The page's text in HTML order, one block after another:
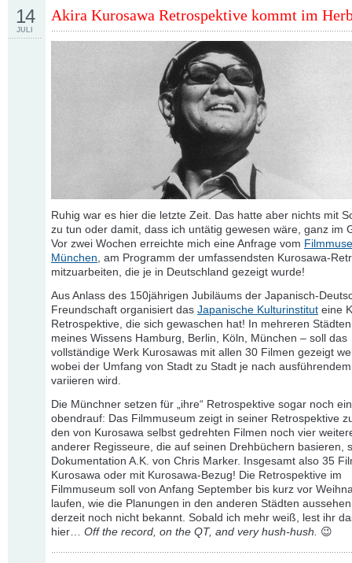
Akira Kurosawa Retrospektive kommt im
14
JULI
Ruhig war es hier die letzte Zeit. Das hatte aber nichts mit
zu tun oder damit, dass ich untätig gewesen wäre, ganz im
Vor zwei Wochen erreichte mich eine Anfrage vom
München, am Programm der umfassendsten Kurosawa-
mitzuarbeiten, die je in Deutschland gezeigt wurde!
Aus Anlass des 150jährigen Jubiläums der Japanisch-
Freundschaft organisiert das Japanische Kulturinstitut eine
Retrospektive, die sich gewaschen hat! In mehreren
meines Wissens Hamburg, Berlin, Köln, München – soll das
vollständige Werk Kurosawas mit allen 30 Filmen gezeigt
wobei der Umfang von Stadt zu Stadt je nach
variieren wird.
Die Münchner setzen für „ihre“ Retrospektive sogar noch
obendrauf: Das Filmmuseum zeigt in seiner Retrospektive
den von Kurosawa selbst gedrehten Filmen noch vier
anderer Regisseure, die auf seinen Drehbüchern basieren,
Dokumentation A.K. von Chris Marker. Insgesamt also 35
Kurosawa oder mit Kurosawa-Bezug! Die Retrospektive im
Filmmuseum soll von Anfang September bis kurz vor
laufen, wie die Planungen in den anderen Städten
derzeit noch nicht bekannt. Sobald ich mehr weiß, lest ihr
hier… Off the record, on the QT, and very hush-hush. 😉